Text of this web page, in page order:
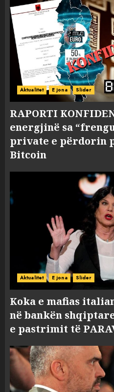
Aktualitet E jona Slider
RAPORTI
energjinë sa
private e përdorin
Bitcoin
Aktualitet E jona Slider
Koka e mafias
në bankën
e pastrimit të